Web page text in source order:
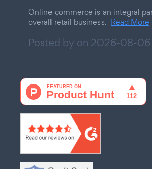
Online commerce is an integral
overall retail business. Read More
Posted by on 2026-08-06